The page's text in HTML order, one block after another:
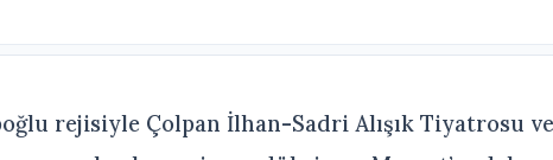
rejisiyle Çolpan İlhan-Sadri Alışık Tiyatrosu ve